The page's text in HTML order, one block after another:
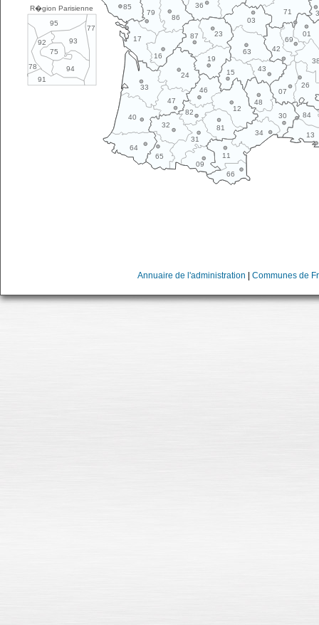
R�gion Parisienne
77
78
91
95
93
75
94
92
11
12
13
15
16
17
19
23
24
26
30
31
32
33
34
36
40
42
43
46
47
48
63
64
65
66
69
01
03
07
09
71
79
81
82 84
85
86
87
Annuaire de l'administration Communes de